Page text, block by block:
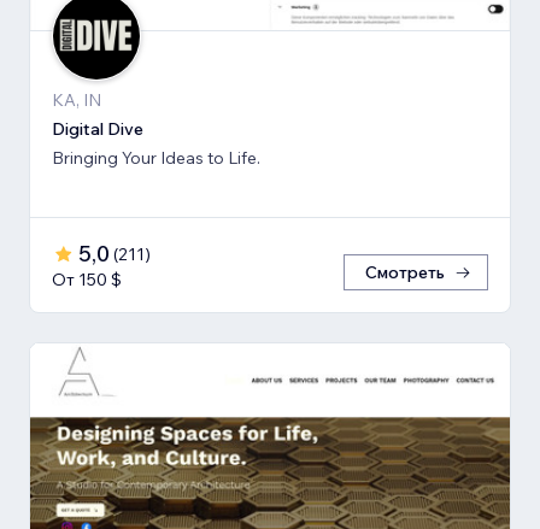
KA, IN
Digital Dive
Bringing Your Ideas to Life.
5,0 (211)
От 150 $
Смотреть